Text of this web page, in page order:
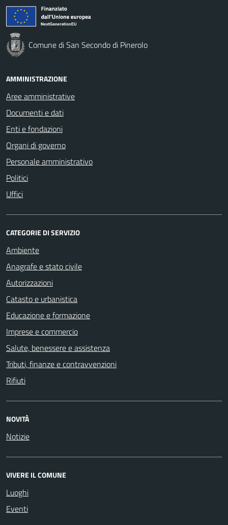
Comune di San Secondo di Pinerolo
AMMINISTRAZIONE
Aree amministrative
Documenti e dati
Enti e fondazioni
Organi di governo
Personale amministrativo
Politici
Uffici
CATEGORIE DI SERVIZIO
Ambiente
Anagrafe e stato civile
Autorizzazioni
Catasto e urbanistica
Educazione e formazione
Imprese e commercio
Salute, benessere e assistenza
Tributi, finanze e contravvenzioni
Rifiuti
NOVITÀ
Notizie
VIVERE IL COMUNE
Luoghi
Eventi